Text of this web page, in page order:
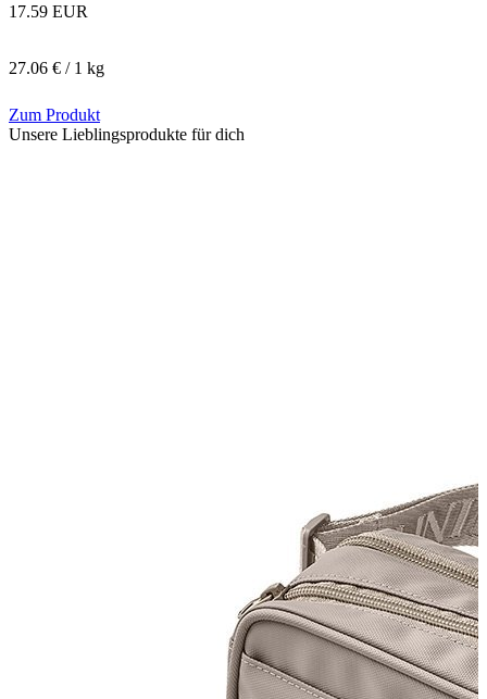
17.59 EUR
27.06 € / 1 kg
Zum Produkt
Unsere Lieblingsprodukte für dich